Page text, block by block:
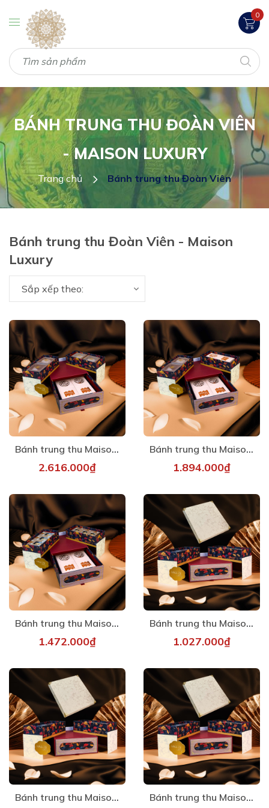
0
BÁNH TRUNG THU ĐOÀN VIÊN
- MAISON LUXURY
Trang chủ Bánh trung thu Đoàn Viên
Bánh trung thu Đoàn Viên - Maison
Luxury
Sắp xếp theo:
Bánh trung thu Maison - Đoàn Viên 7
2.616.000₫
Bánh trung thu Maison - Đoàn Viên 6
1.894.000₫
Bánh trung thu Maison - Đoàn Viên 5
1.472.000₫
Bánh trung thu Maison - Đoàn Viên 1
1.027.000₫
Bánh trung thu Maison - Đoàn Viên 2 Bánh trung thu Maison - Đoàn Viên 3